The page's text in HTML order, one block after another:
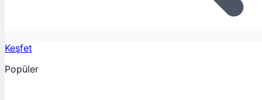
Keşfet
Popüler